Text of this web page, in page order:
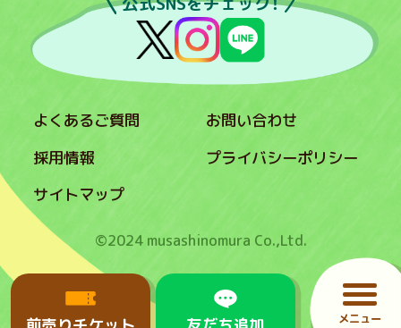
メニュー
よくあるご質問
お問い合わせ
採用情報
プライバシーポリシー
サイトマップ
©2024 musashinomura Co.,Ltd.